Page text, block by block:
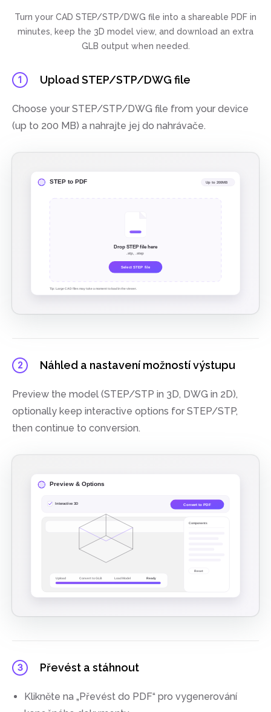
Turn your CAD STEP/STP/DWG file into a shareable PDF in
minutes, keep the 3D model view, and download an extra
GLB output when needed.
1 Upload STEP/STP/DWG file
Choose your STEP/STP/DWG file from your device
(up to 200 MB) a nahrajte jej do nahrávače.
2 Náhled a nastavení možností výstupu
Preview the model (STEP/STP in 3D, DWG in 2D),
optionally keep interactive options for STEP/STP,
then continue to conversion.
3 Převést a stáhnout
Klikněte na „Převést do PDF“ pro vygenerování